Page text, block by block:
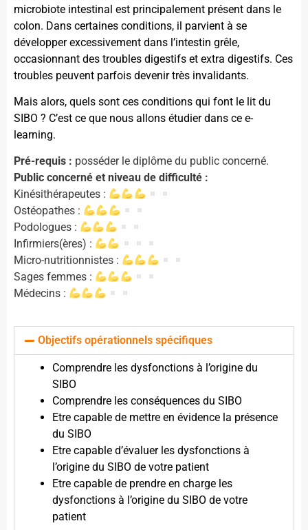
microbiote intestinal est principalement présent dans le
colon. Dans certaines conditions, il parvient à se
développer excessivement dans l’intestin grêle,
occasionnant des troubles digestifs et extra digestifs. Ces
troubles peuvent parfois devenir très invalidants.
Mais alors, quels sont ces conditions qui font le lit du
SIBO ? C’est ce que nous allons étudier dans ce e-
learning.
Pré-requis : posséder le diplôme du public concerné.
Public concerné et niveau de difficulté :
Kinésithérapeutes :
Ostéopathes :
Podologues :
Infirmiers(ères) :
Micro-nutritionnistes :
Sages femmes :
Médecins :
Objectifs opérationnels spécifiques
Comprendre les dysfonctions à l’origine du
SIBO
Comprendre les conséquences du SIBO
Etre capable de mettre en évidence la présence
du SIBO
Etre capable d’évaluer les dysfonctions à
l’origine du SIBO de votre patient
Etre capable de prendre en charge les
dysfonctions à l’origine du SIBO de votre
patient